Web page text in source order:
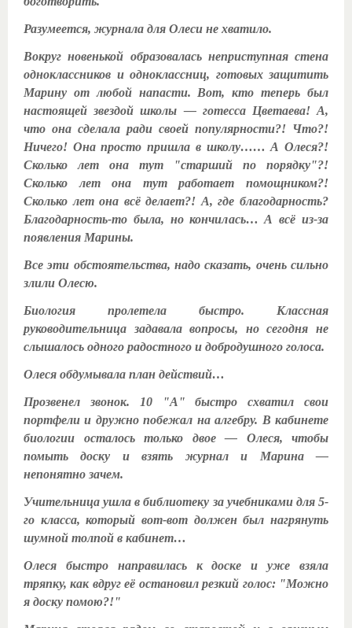
Разумеется, журнала для Олеси не хватило.
Вокруг новенькой образовалась неприступная стена
одноклассников и одноклассниц, готовых защитить
Марину от любой напасти. Вот, кто теперь был
настоящей звездой школы — готесса Цветаева! А,
что она сделала ради своей популярности?! Что?!
Ничего! Она просто пришла в школу…… А Олеся?!
Сколько лет она тут "старший по порядку"?!
Сколько лет она тут работает помощником?!
Сколько лет она всё делает?! А, где благодарность?
Благодарность-то была, но кончилась… А всё из-за
появления Марины.
Все эти обстоятельства, надо сказать, очень сильно
злили Олесю.
Биология пролетела быстро. Классная
руководительница задавала вопросы, но сегодня не
слышалось одного радостного и добродушного голоса.
Олеся обдумывала план действий…
Прозвенел звонок. 10 "А" быстро схватил свои
портфели и дружно побежал на алгебру. В кабинете
биологии осталось только двое — Олеся, чтобы
помыть доску и взять журнал и Марина —
непонятно зачем.
Учительница ушла в библиотеку за учебниками для 5-
го класса, который вот-вот должен был нагрянуть
шумной толпой в кабинет…
Олеся быстро направилась к доске и уже взяла
тряпку, как вдруг её остановил резкий голос: "Можно
я доску помою?!"